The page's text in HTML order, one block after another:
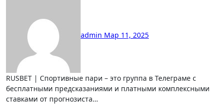
admin Мар 11, 2025
RUSBET | Спортивные пари – это группа в Телеграме с
бесплатными предсказаниями и платными комплексными
ставками от прогнозиста…